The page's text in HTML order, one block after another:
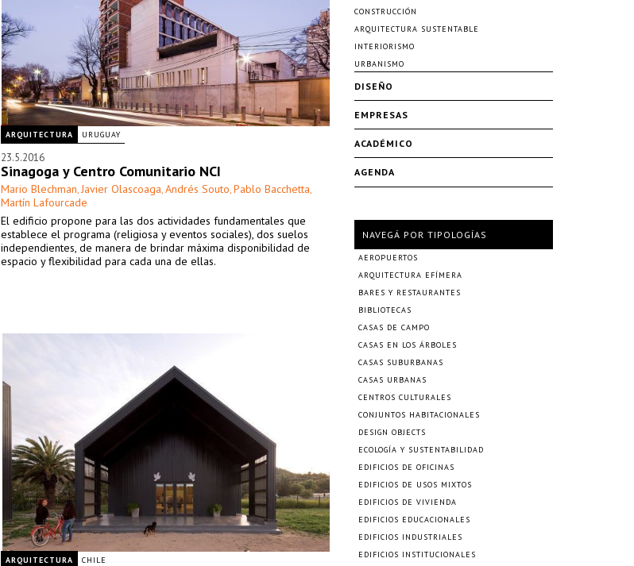
ARQUITECTURA URUGUAY
23.5.2016
Sinagoga y Centro Comunitario NCI
Mario Blechman, Javier Olascoaga, Andrés Souto, Pablo Bacchetta,
Martín Lafourcade
El edificio propone para las dos actividades fundamentales que
establece el programa (religiosa y eventos sociales), dos suelos
independientes, de manera de brindar máxima disponibilidad de
espacio y flexibilidad para cada una de ellas.
ARQUITECTURA CHILE
CONSTRUCCIÓN
ARQUITECTURA SUSTENTABLE
INTERIORISMO
URBANISMO
DISEÑO
EMPRESAS
ACADÉMICO
AGENDA
NAVEGÁ POR TIPOLOGÍAS
AEROPUERTOS
ARQUITECTURA EFÍMERA
BARES Y RESTAURANTES
BIBLIOTECAS
CASAS DE CAMPO
CASAS EN LOS ÁRBOLES
CASAS SUBURBANAS
CASAS URBANAS
CENTROS CULTURALES
CONJUNTOS HABITACIONALES
DESIGN OBJECTS
ECOLOGÍA Y SUSTENTABILIDAD
EDIFICIOS DE OFICINAS
EDIFICIOS DE USOS MIXTOS
EDIFICIOS DE VIVIENDA
EDIFICIOS EDUCACIONALES
EDIFICIOS INDUSTRIALES
EDIFICIOS INSTITUCIONALES